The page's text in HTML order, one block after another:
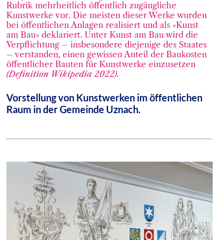
Rubrik mehrheitlich öffentlich zugängliche
Kunstwerke vor. Die meisten dieser Werke wurden
bei öffentlichen Anlagen realisiert und als «Kunst
am Bau» deklariert. Unter Kunst am Bau wird die
Verpflichtung – insbesondere diejenige des Staates
– verstanden, einen gewissen Anteil der Baukosten
öffentlicher Bauten für Kunstwerke einzusetzen
(Definition Wikipedia 2022).
Vorstellung von Kunstwerken im öffentlichen
Raum in der Gemeinde Uznach.